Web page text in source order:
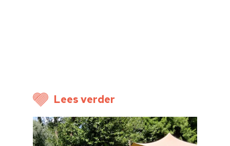
Lees verder
Over ons
Nieuwsbrief